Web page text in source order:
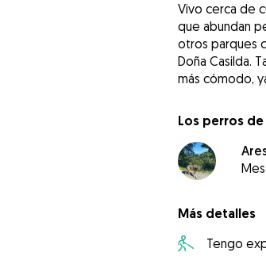
Vivo cerca de
que abundan
otros parques
Doña Casilda.
más cómodo,
Los perros de
Más detalles
Tengo